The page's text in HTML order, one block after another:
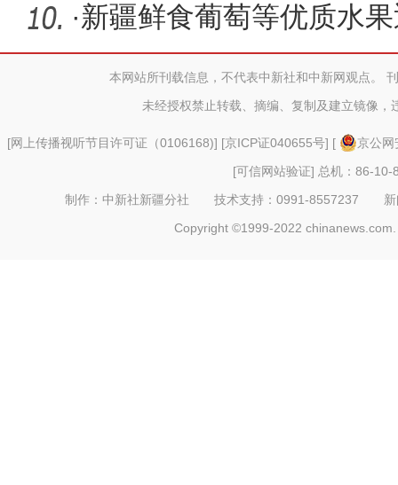
业混淆视
·新疆鲜食葡萄等优质水
本网站所刊载信息，不代表中新社和中新网观点。
未经授权禁止转载、摘编、复制及建立镜像，
[网上传播视听节目许可证（0106168)] [京ICP证040655号] [
京公
[可信网站验证] 总机：86-10-
制作：中新社新疆分社 技术支持：0991-8557237
Copyright ©1999-2022